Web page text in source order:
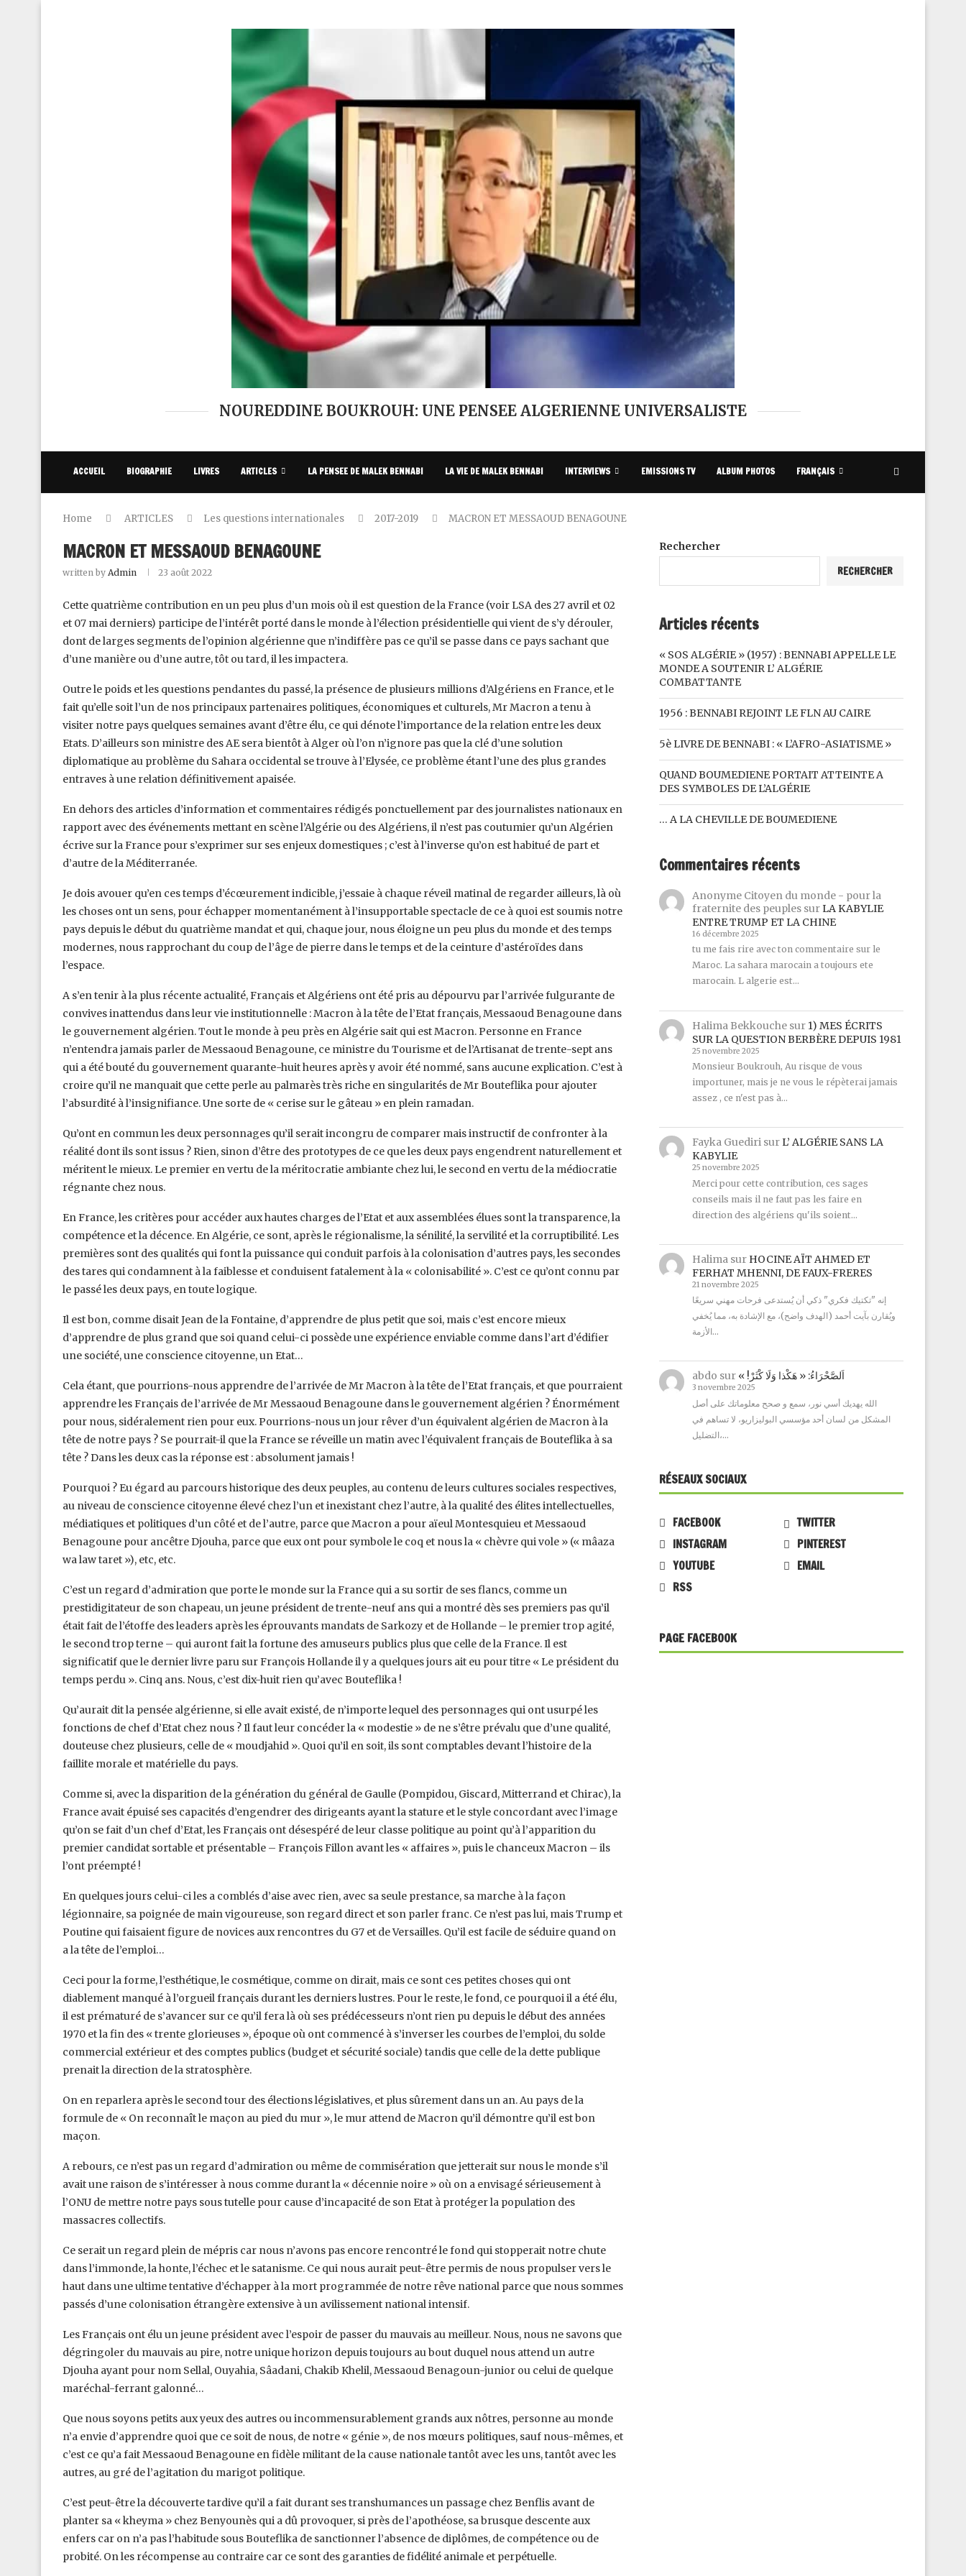
NOUREDDINE BOUKROUH: UNE PENSEE ALGERIENNE UNIVERSALISTE
ACCUEIL BIOGRAPHIE LIVRES ARTICLES LA PENSEE DE MALEK BENNABI LA VIE DE MALEK BENNABI INTERVIEWS EMISSIONS TV ALBUM PHOTOS FRANÇAIS
Home ARTICLES Les questions internationales 2017-2019 MACRON ET MESSAOUD BENAGOUNE
MACRON ET MESSAOUD BENAGOUNE
written by Admin 23 août 2022
Cette quatrième contribution en un peu plus d’un mois où il est question de la France (voir LSA des 27 avril et 02
et 07 mai derniers) participe de l’intérêt porté dans le monde à l’élection présidentielle qui vient de s’y dérouler,
dont de larges segments de l’opinion algérienne que n’indiffère pas ce qu’il se passe dans ce pays sachant que
d’une manière ou d’une autre, tôt ou tard, il les impactera.
Outre le poids et les questions pendantes du passé, la présence de plusieurs millions d’Algériens en France, et le
fait qu’elle soit l’un de nos principaux partenaires politiques, économiques et culturels, Mr Macron a tenu à
visiter notre pays quelques semaines avant d’être élu, ce qui dénote l’importance de la relation entre les deux
Etats. D’ailleurs son ministre des AE sera bientôt à Alger où l’on n’ignore pas que la clé d’une solution
diplomatique au problème du Sahara occidental se trouve à l’Elysée, ce problème étant l’une des plus grandes
entraves à une relation définitivement apaisée.
En dehors des articles d’information et commentaires rédigés ponctuellement par des journalistes nationaux en
rapport avec des événements mettant en scène l’Algérie ou des Algériens, il n’est pas coutumier qu’un Algérien
écrive sur la France pour s’exprimer sur ses enjeux domestiques ; c’est à l’inverse qu’on est habitué de part et
d’autre de la Méditerranée.
Je dois avouer qu’en ces temps d’écœurement indicible, j’essaie à chaque réveil matinal de regarder ailleurs, là où
les choses ont un sens, pour échapper momentanément à l’insupportable spectacle de ce à quoi est soumis notre
pays depuis le début du quatrième mandat et qui, chaque jour, nous éloigne un peu plus du monde et des temps
modernes, nous rapprochant du coup de l’âge de pierre dans le temps et de la ceinture d’astéroïdes dans
l’espace.
A s’en tenir à la plus récente actualité, Français et Algériens ont été pris au dépourvu par l’arrivée fulgurante de
convives inattendus dans leur vie institutionnelle : Macron à la tête de l’Etat français, Messaoud Benagoune dans
le gouvernement algérien. Tout le monde à peu près en Algérie sait qui est Macron. Personne en France
n’entendra jamais parler de Messaoud Benagoune, ce ministre du Tourisme et de l’Artisanat de trente-sept ans
qui a été bouté du gouvernement quarante-huit heures après y avoir été nommé, sans aucune explication. C’est à
croire qu’il ne manquait que cette perle au palmarès très riche en singularités de Mr Bouteflika pour ajouter
l’absurdité à l’insignifiance. Une sorte de « cerise sur le gâteau » en plein ramadan.
Qu’ont en commun les deux personnages qu’il serait incongru de comparer mais instructif de confronter à la
réalité dont ils sont issus ? Rien, sinon d’être des prototypes de ce que les deux pays engendrent naturellement et
méritent le mieux. Le premier en vertu de la méritocratie ambiante chez lui, le second en vertu de la médiocratie
régnante chez nous.
En France, les critères pour accéder aux hautes charges de l’Etat et aux assemblées élues sont la transparence, la
compétence et la décence. En Algérie, ce sont, après le régionalisme, la sénilité, la servilité et la corruptibilité. Les
premières sont des qualités qui font la puissance qui conduit parfois à la colonisation d’autres pays, les secondes
des tares qui condamnent à la faiblesse et conduisent fatalement à la « colonisabilité ». C’est ce qu’ont connu par
le passé les deux pays, en toute logique.
Il est bon, comme disait Jean de la Fontaine, d’apprendre de plus petit que soi, mais c’est encore mieux
d’apprendre de plus grand que soi quand celui-ci possède une expérience enviable comme dans l’art d’édifier
une société, une conscience citoyenne, un Etat…
Cela étant, que pourrions-nous apprendre de l’arrivée de Mr Macron à la tête de l’Etat français, et que pourraient
apprendre les Français de l’arrivée de Mr Messaoud Benagoune dans le gouvernement algérien ? Énormément
pour nous, sidéralement rien pour eux. Pourrions-nous un jour rêver d’un équivalent algérien de Macron à la
tête de notre pays ? Se pourrait-il que la France se réveille un matin avec l’équivalent français de Bouteflika à sa
tête ? Dans les deux cas la réponse est : absolument jamais !
Pourquoi ? Eu égard au parcours historique des deux peuples, au contenu de leurs cultures sociales respectives,
au niveau de conscience citoyenne élevé chez l’un et inexistant chez l’autre, à la qualité des élites intellectuelles,
médiatiques et politiques d’un côté et de l’autre, parce que Macron a pour aïeul Montesquieu et Messaoud
Benagoune pour ancêtre Djouha, parce que eux ont pour symbole le coq et nous la « chèvre qui vole » (« mâaza
wa law taret »), etc, etc.
C’est un regard d’admiration que porte le monde sur la France qui a su sortir de ses flancs, comme un
prestidigitateur de son chapeau, un jeune président de trente-neuf ans qui a montré dès ses premiers pas qu’il
était fait de l’étoffe des leaders après les éprouvants mandats de Sarkozy et de Hollande – le premier trop agité,
le second trop terne – qui auront fait la fortune des amuseurs publics plus que celle de la France. Il est
significatif que le dernier livre paru sur François Hollande il y a quelques jours ait eu pour titre « Le président du
temps perdu ». Cinq ans. Nous, c’est dix-huit rien qu’avec Bouteflika !
Qu’aurait dit la pensée algérienne, si elle avait existé, de n’importe lequel des personnages qui ont usurpé les
fonctions de chef d’Etat chez nous ? Il faut leur concéder la « modestie » de ne s’être prévalu que d’une qualité,
douteuse chez plusieurs, celle de « moudjahid ». Quoi qu’il en soit, ils sont comptables devant l’histoire de la
faillite morale et matérielle du pays.
Comme si, avec la disparition de la génération du général de Gaulle (Pompidou, Giscard, Mitterrand et Chirac), la
France avait épuisé ses capacités d’engendrer des dirigeants ayant la stature et le style concordant avec l’image
qu’on se fait d’un chef d’Etat, les Français ont désespéré de leur classe politique au point qu’à l’apparition du
premier candidat sortable et présentable – François Fillon avant les « affaires », puis le chanceux Macron – ils
l’ont préempté !
En quelques jours celui-ci les a comblés d’aise avec rien, avec sa seule prestance, sa marche à la façon
légionnaire, sa poignée de main vigoureuse, son regard direct et son parler franc. Ce n’est pas lui, mais Trump et
Poutine qui faisaient figure de novices aux rencontres du G7 et de Versailles. Qu’il est facile de séduire quand on
a la tête de l’emploi…
Ceci pour la forme, l’esthétique, le cosmétique, comme on dirait, mais ce sont ces petites choses qui ont
diablement manqué à l’orgueil français durant les derniers lustres. Pour le reste, le fond, ce pourquoi il a été élu,
il est prématuré de s’avancer sur ce qu’il fera là où ses prédécesseurs n’ont rien pu depuis le début des années
1970 et la fin des « trente glorieuses », époque où ont commencé à s’inverser les courbes de l’emploi, du solde
commercial extérieur et des comptes publics (budget et sécurité sociale) tandis que celle de la dette publique
prenait la direction de la stratosphère.
On en reparlera après le second tour des élections législatives, et plus sûrement dans un an. Au pays de la
formule de « On reconnaît le maçon au pied du mur », le mur attend de Macron qu’il démontre qu’il est bon
maçon.
A rebours, ce n’est pas un regard d’admiration ou même de commisération que jetterait sur nous le monde s’il
avait une raison de s’intéresser à nous comme durant la « décennie noire » où on a envisagé sérieusement à
l’ONU de mettre notre pays sous tutelle pour cause d’incapacité de son Etat à protéger la population des
massacres collectifs.
Ce serait un regard plein de mépris car nous n’avons pas encore rencontré le fond qui stopperait notre chute
dans l’immonde, la honte, l’échec et le satanisme. Ce qui nous aurait peut-être permis de nous propulser vers le
haut dans une ultime tentative d’échapper à la mort programmée de notre rêve national parce que nous sommes
passés d’une colonisation étrangère extensive à un avilissement national intensif.
Les Français ont élu un jeune président avec l’espoir de passer du mauvais au meilleur. Nous, nous ne savons que
dégringoler du mauvais au pire, notre unique horizon depuis toujours au bout duquel nous attend un autre
Djouha ayant pour nom Sellal, Ouyahia, Sâadani, Chakib Khelil, Messaoud Benagoun-junior ou celui de quelque
maréchal-ferrant galonné…
Que nous soyons petits aux yeux des autres ou incommensurablement grands aux nôtres, personne au monde
n’a envie d’apprendre quoi que ce soit de nous, de notre « génie », de nos mœurs politiques, sauf nous-mêmes, et
c’est ce qu’a fait Messaoud Benagoune en fidèle militant de la cause nationale tantôt avec les uns, tantôt avec les
autres, au gré de l’agitation du marigot politique.
C’est peut-être la découverte tardive qu’il a fait durant ses transhumances un passage chez Benflis avant de
planter sa « kheyma » chez Benyounès qui a dû provoquer, si près de l’apothéose, sa brusque descente aux
enfers car on n’a pas l’habitude sous Bouteflika de sanctionner l’absence de diplômes, de compétence ou de
probité. On les récompense au contraire car ce sont des garanties de fidélité animale et perpétuelle.
Rechercher
RECHERCHER
Articles récents
« SOS ALGÉRIE » (1957) : BENNABI APPELLE LE
MONDE A SOUTENIR L’ ALGÉRIE
COMBATTANTE
1956 : BENNABI REJOINT LE FLN AU CAIRE
5è LIVRE DE BENNABI : « L’AFRO-ASIATISME »
QUAND BOUMEDIENE PORTAIT ATTEINTE A
DES SYMBOLES DE L’ALGÉRIE
… A LA CHEVILLE DE BOUMEDIENE
Commentaires récents
Anonyme Citoyen du monde - pour la
fraternite des peuplessur LA KABYLIE
ENTRE TRUMP ET LA CHINE
16 décembre 2025
tu me fais rire avec ton commentaire sur le
Maroc. La sahara marocain a toujours ete
marocain. L algerie est…
Halima Bekkouchesur 1) MES ÉCRITS
SUR LA QUESTION BERBÈRE DEPUIS 1981
25 novembre 2025
Monsieur Boukrouh, Au risque de vous
importuner, mais je ne vous le répèterai jamais
assez , ce n'est pas à…
Fayka Guedirisur L’ ALGÉRIE SANS LA
KABYLIE
25 novembre 2025
Merci pour cette contribution, ces sages
conseils mais il ne faut pas les faire en
direction des algériens qu'ils soient…
Halimasur HOCINE AÏT AHMED ET
FERHAT MHENNI, DE FAUX-FRERES
21 novembre 2025
إنه "تكتيك فكري" ذكي أن يُستدعى فرحات مهني سريعًا
ويُقارن بآيت أحمد (الهدف واضح)، مع الإشادة به، مما يُخفي
الأزمة…
abdo sur « !اَلصَّحْرَاءُ: « هَكْذا وَلَا كْثَرْ
3 novembre 2025
الله يهديك أسي نور، سمع و صحح معلوماتك على أصل
المشكل من لسان أحد مؤسسي البوليزاريو، لا تساهم في
التضليل،…
RÉSEAUX SOCIAUX
FACEBOOK
TWITTER
INSTAGRAM
PINTEREST
YOUTUBE
EMAIL
RSS
PAGE FACEBOOK